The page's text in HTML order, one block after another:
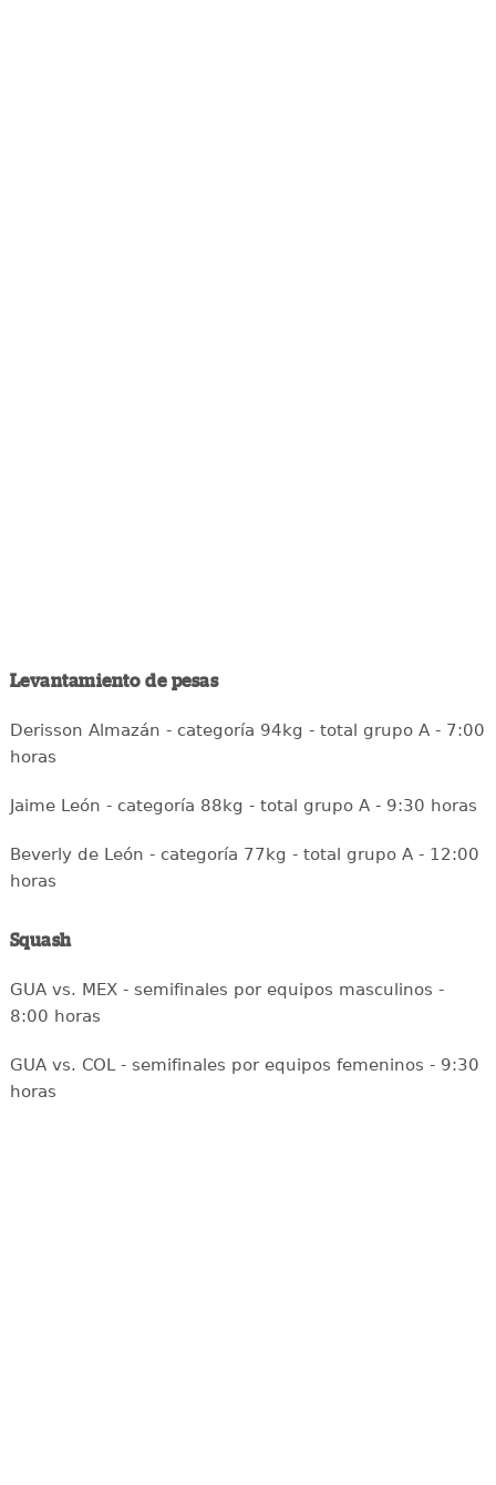
Levantamiento de pesas
Derisson Almazán - categoría 94kg - total grupo A - 7:00
horas
Jaime León - categoría 88kg - total grupo A - 9:30 horas
Beverly de León - categoría 77kg - total grupo A - 12:00
horas
Squash
GUA vs. MEX - semifinales por equipos masculinos -
8:00 horas
GUA vs. COL - semifinales por equipos femeninos - 9:30
horas